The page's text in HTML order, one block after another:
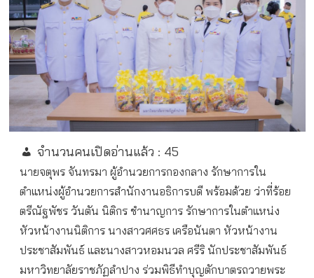
จำนวนคนเปิดอ่านแล้ว : 45
นายจตุพร จันทรมา ผู้อำนวยการกองกลาง รักษาการใน
ตำแหน่งผู้อำนวยการสำนักงานอธิการบดี พร้อมด้วย ว่าที่ร้อย
ตรีณัฐพัชร วันตัน นิติกร ชำนาญการ รักษาการในตำแหน่ง
หัวหน้างานนิติการ นางสาวศศธร เครือนันตา หัวหน้างาน
ประชาสัมพันธ์ และนางสาวหอมนวล ศรีริ นักประชาสัมพันธ์
มหาวิทยาลัยราชภัฏลำปาง ร่วมพิธีทำบุญตักบาตรถวายพระ